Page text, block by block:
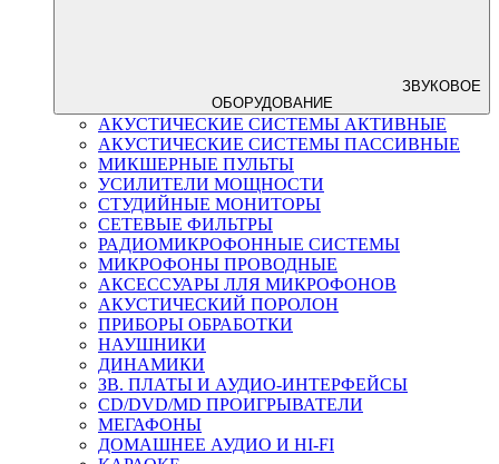
ЗВУКОВОЕ
ОБОРУДОВАНИЕ
АКУСТИЧЕСКИЕ СИСТЕМЫ АКТИВНЫЕ
АКУСТИЧЕСКИЕ СИСТЕМЫ ПАССИВНЫЕ
МИКШЕРНЫЕ ПУЛЬТЫ
УСИЛИТЕЛИ МОЩНОСТИ
СТУДИЙНЫЕ МОНИТОРЫ
СЕТЕВЫЕ ФИЛЬТРЫ
РАДИОМИКРОФОННЫЕ СИСТЕМЫ
МИКРОФОНЫ ПРОВОДНЫЕ
АКСЕССУАРЫ ЛЛЯ МИКРОФОНОВ
АКУСТИЧЕСКИЙ ПОРОЛОН
ПРИБОРЫ ОБРАБОТКИ
НАУШНИКИ
ДИНАМИКИ
ЗВ. ПЛАТЫ И АУДИО-ИНТЕРФЕЙСЫ
CD/DVD/MD ПРОИГРЫВАТЕЛИ
МЕГАФОНЫ
ДОМАШНЕЕ АУДИО И HI-FI